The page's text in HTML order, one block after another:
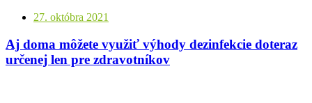
27. októbra 2021
Aj doma môžete využiť výhody dezinfekcie doteraz
určenej len pre zdravotníkov